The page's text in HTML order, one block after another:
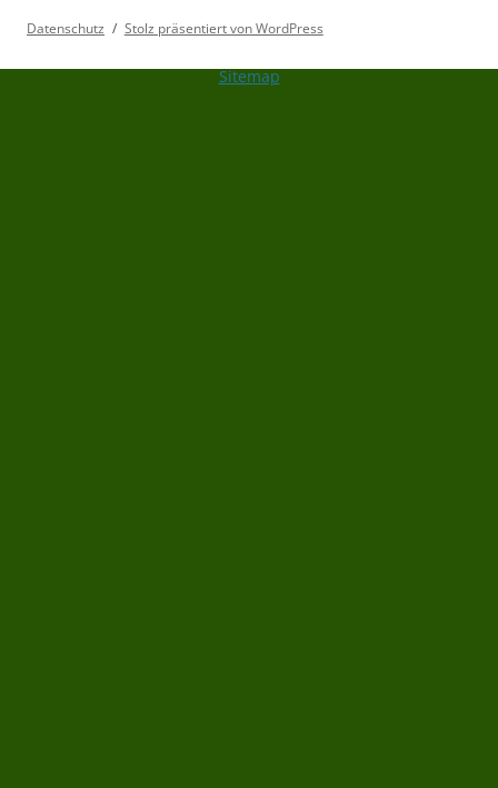
Datenschutz Stolz präsentiert von WordPress
Sitemap